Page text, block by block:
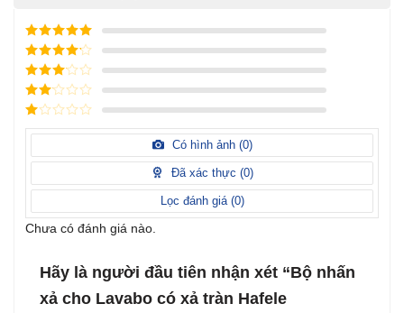
Được xếp
hạng
5
sao
Được xếp
hạng
sao
Được
xếp
hạng3
5 sao
Được
hạng
sao
Được
1
sao
Có hình ảnh (0)
Đã xác thực (0)
Lọc đánh giá (0)
Chưa có đánh giá nào.
Hãy là người đầu tiên nhận xét “Bộ nhấn
xả cho Lavabo có xả tràn Hafele